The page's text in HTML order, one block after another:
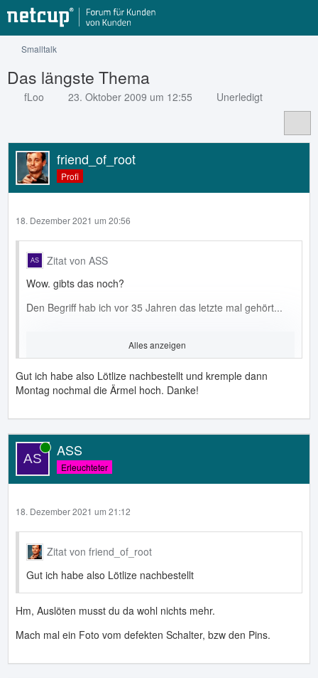
Smalltalk
Das längste Thema
fLoo 23. Oktober 2009 um 12:55 Unerledigt
friend_of_root
Profi
18. Dezember 2021 um 20:56
Zitat von ASS
Wow. gibts das noch?
Den Begriff hab ich vor 35 Jahren das letzte mal gehört...
Je nach verbauten Tasten werden 2 Sockelpins als Brücke
missbraucht.
Die Tastatur ist ne Matrix. Wenn die Tasten also 3 oder
brücken.
Kann aber auch sein, daß du ne Durchkontaktierung
abgerissen hast. Dann musst du eben ein Drähtchen
einlöten.
Alles anzeigen
Gut ich habe also Lötlize nachbestellt und kremple dann
Montag nochmal die Ärmel hoch. Danke!
ASS
Online
Erleuchteter
18. Dezember 2021 um 21:12
Zitat von friend_of_root
Gut ich habe also Lötlize nachbestellt
Hm, Auslöten musst du da wohl nichts mehr.
Mach mal ein Foto vom defekten Schalter, bzw den Pins.